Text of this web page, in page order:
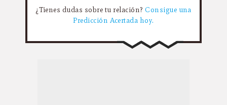
¿Tienes dudas sobre tu relación? Consigue una
Predicción Acertada hoy.